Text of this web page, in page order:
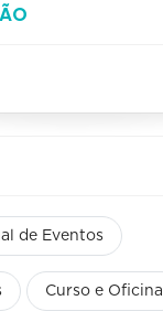
de Eventos
Curso e Oficina